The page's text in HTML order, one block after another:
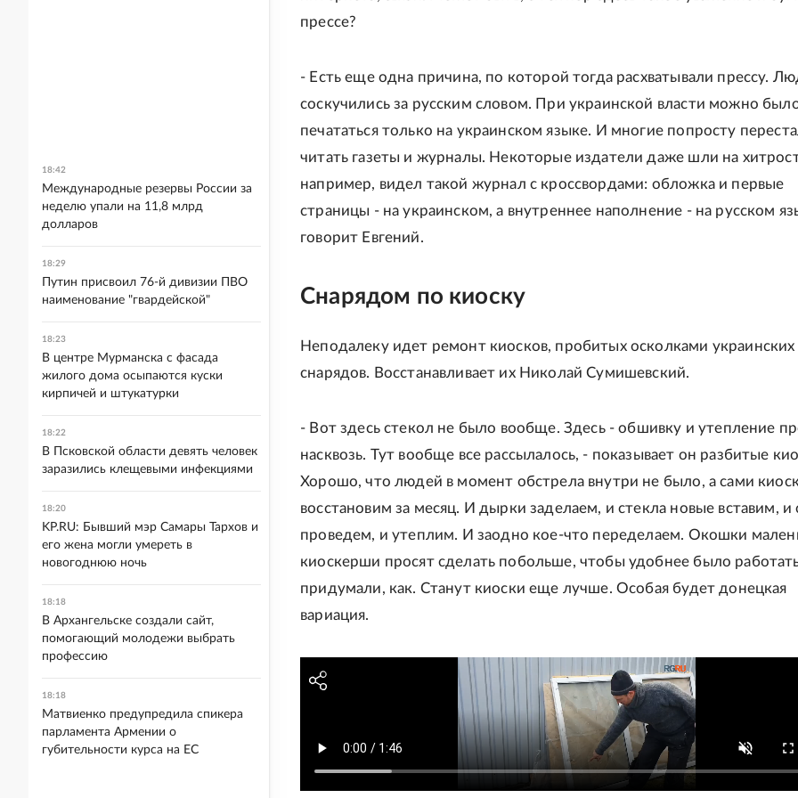
прессе?
- Есть еще одна причина, по которой тогда расхватывали прессу.
соскучились за русским словом. При украинской власти можно
печататься только на украинском языке. И многие попросту
читать газеты и журналы. Некоторые издатели даже шли на
например, видел такой журнал с кроссвордами: обложка и первые
страницы - на украинском, а внутреннее наполнение - на русском
говорит Евгений.
Снарядом по киоску
Неподалеку идет ремонт киосков, пробитых осколками украинских
снарядов. Восстанавливает их Николай Сумишевский.
- Вот здесь стекол не было вообще. Здесь - обшивку и утепление
насквозь. Тут вообще все рассылалось, - показывает он разбитые
Хорошо, что людей в момент обстрела внутри не было, а сами
восстановим за месяц. И дырки заделаем, и стекла новые вставим, и
проведем, и утеплим. И заодно кое-что переделаем. Окошки
киоскерши просят сделать побольше, чтобы удобнее было
придумали, как. Станут киоски еще лучше. Особая будет донецкая
вариация.
18:42
Международные резервы России за
неделю упали на 11,8 млрд
долларов
18:29
Путин присвоил 76-й дивизии ПВО
наименование "гвардейской"
18:23
В центре Мурманска с фасада
жилого дома осыпаются куски
кирпичей и штукатурки
18:22
В Псковской области девять человек
заразились клещевыми инфекциями
18:20
KP.RU: Бывший мэр Самары Тархов и
его жена могли умереть в
новогоднюю ночь
18:18
В Архангельске создали сайт,
помогающий молодежи выбрать
профессию
18:18
Матвиенко предупредила спикера
парламента Армении о
губительности курса на ЕС